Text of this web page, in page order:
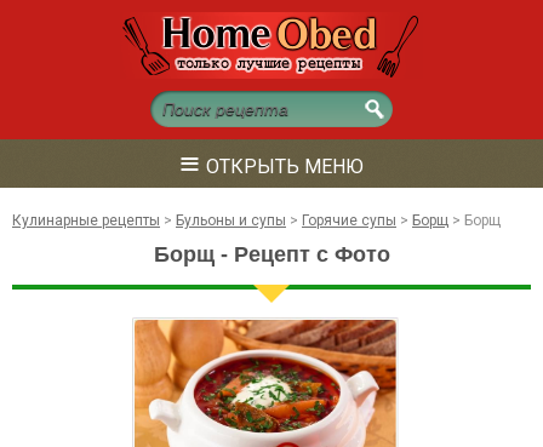
≡ ОТКРЫТЬ МЕНЮ
Кулинарные рецепты > Бульоны и супы > Горячие супы > Борщ > Борщ
Борщ - Рецепт с Фото